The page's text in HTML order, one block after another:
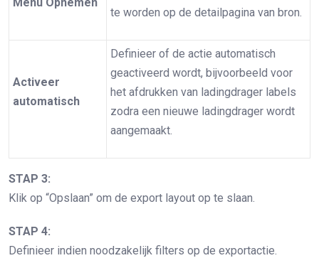
te worden op de detailpagina van bron.
Activeer
automatisch
Definieer of de actie automatisch
geactiveerd wordt, bijvoorbeeld voor
het afdrukken van ladingdrager labels
zodra een nieuwe ladingdrager wordt
aangemaakt.
STAP 3:
Klik op “Opslaan” om de export layout op te slaan.
STAP 4:
Definieer indien noodzakelijk filters op de exportactie.